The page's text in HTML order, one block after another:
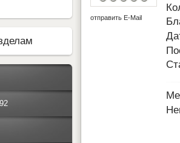
отправить E-Mail